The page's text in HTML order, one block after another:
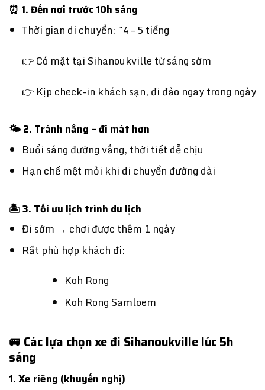
⏰ 1. Đến nơi trước 10h sáng
Thời gian di chuyển: ~4 – 5 tiếng
👉 Có mặt tại Sihanoukville từ sáng sớm
👉 Kịp check-in khách sạn, đi đảo ngay trong ngày
🌤️ 2. Tránh nắng – đi mát hơn
Buổi sáng đường vắng, thời tiết dễ chịu
Hạn chế mệt mỏi khi di chuyển đường dài
🏝️ 3. Tối ưu lịch trình du lịch
Đi sớm → chơi được thêm 1 ngày
Rất phù hợp khách đi:
Koh Rong
Koh Rong Samloem
🚐 Các lựa chọn xe đi Sihanoukville lúc 5h
sáng
1. Xe riêng (khuyến nghị)